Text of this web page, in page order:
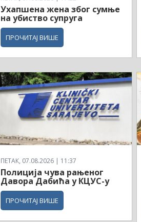
Ухапшена жена због сумње
на убиство супруга
ПРОЧИТАЈ ВИШЕ
ПЕТАК, 07.08.2026 | 11:37
Полиција чува рањеног
Давора Дабића у КЦУС-у
ПРОЧИТАЈ ВИШЕ